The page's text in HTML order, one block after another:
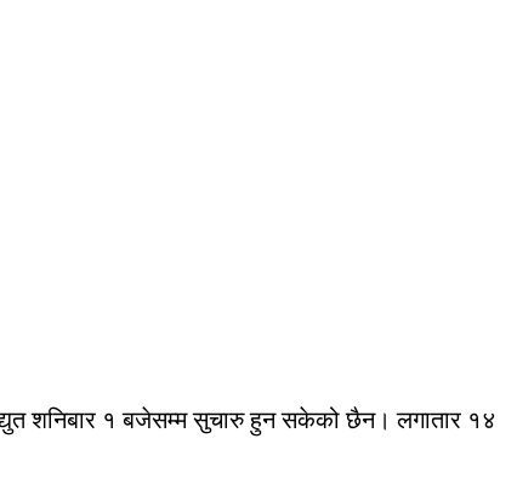
शनिबार १ बजेसम्म सुचारु हुन सकेको छैन। लगातार १४